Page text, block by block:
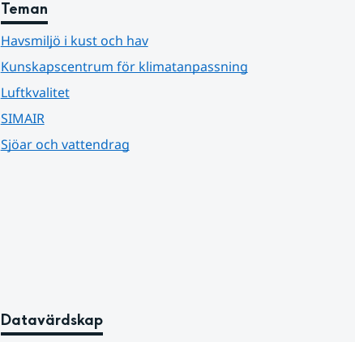
Teman
Havsmiljö i kust och hav
Kunskapscentrum för klimatanpassning
Luftkvalitet
SIMAIR
Sjöar och vattendrag
Datavärdskap